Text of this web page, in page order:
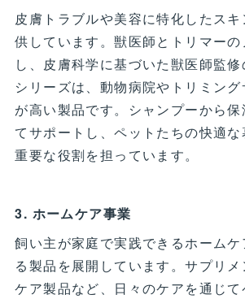
皮膚トラブルや美容に特化したス
供しています。獣医師とトリマー
し、皮膚科学に基づいた獣医師監修
シリーズは、動物病院やトリミン
が高い製品です。シャンプーから
てサポートし、ペットたちの快適
重要な役割を担っています。
3. ホームケア事業
飼い主が家庭で実践できるホーム
る製品を展開しています。サプリ
ケア製品など、日々のケアを通じ